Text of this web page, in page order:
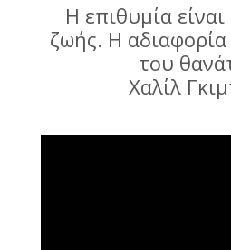
Η επιθυμία
ζωής. Η αδιαφορία
του
Χαλίλ